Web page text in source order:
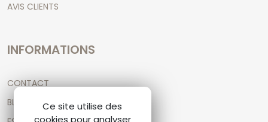
AVIS CLIENTS
INFORMATIONS
CONTACT
BLOG D'ARTICLES JURIDIQUES
Ce site utilise des
cookies pour analyser